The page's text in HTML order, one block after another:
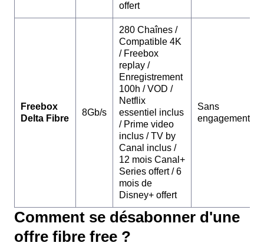
offert
Freebox
Delta Fibre
8Gb/s
280 Chaînes /
Compatible 4K
/ Freebox
replay /
Enregistrement
100h / VOD /
Netflix
essentiel inclus
/ Prime video
inclus / TV by
Canal inclus /
12 mois Canal+
Series offert / 6
mois de
Disney+ offert
Sans
engagement
Comment se désabonner d'une
offre fibre free ?